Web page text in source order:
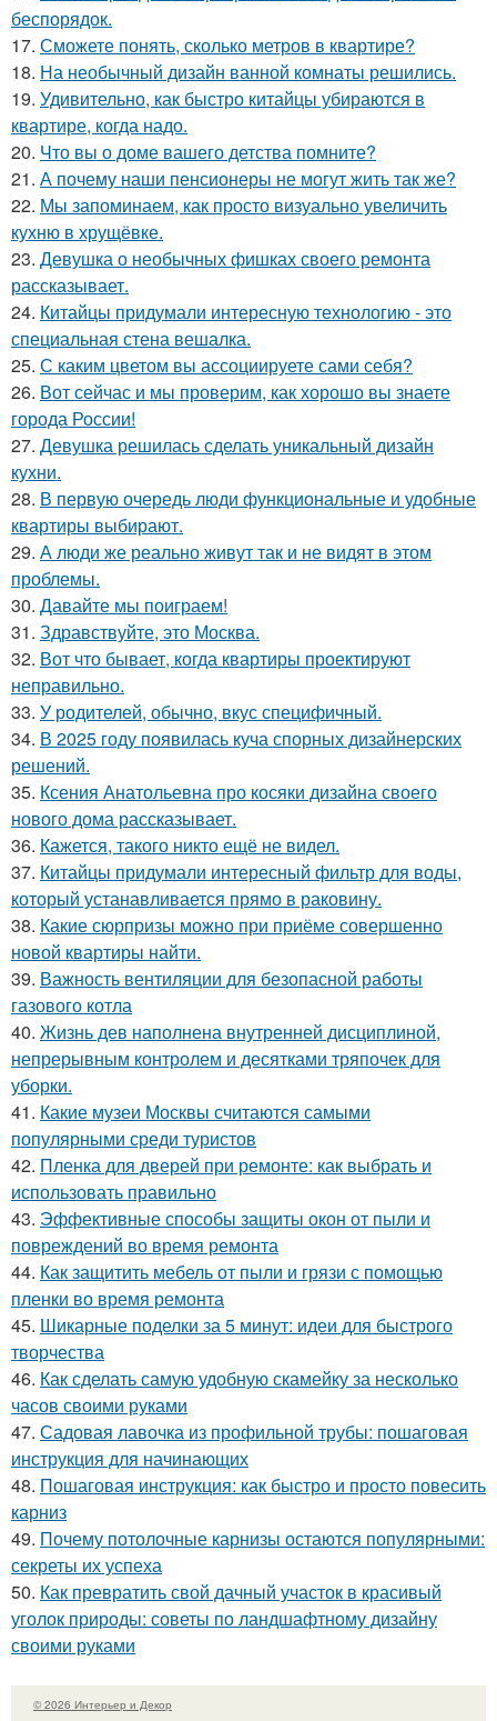
беспорядок.
17. Сможете понять, сколько метров в квартире?
18. На необычный дизайн ванной комнаты решились.
19. Удивительно, как быстро китайцы убираются в
квартире, когда надо.
20. Что вы о доме вашего детства помните?
21. А почему наши пенсионеры не могут жить так же?
22. Мы запоминаем, как просто визуально увеличить
кухню в хрущёвке.
23. Девушка о необычных фишках своего ремонта
рассказывает.
24. Китайцы придумали интересную технологию - это
специальная стена вешалка.
25. С каким цветом вы ассоциируете сами себя?
26. Вот сейчас и мы проверим, как хорошо вы знаете
города России!
27. Девушка решилась сделать уникальный дизайн
кухни.
28. В первую очередь люди функциональные и удобные
квартиры выбирают.
29. А люди же реально живут так и не видят в этом
проблемы.
30. Давайте мы поиграем!
31. Здравствуйте, это Москва.
32. Вот что бывает, когда квартиры проектируют
неправильно.
33. У родителей, обычно, вкус специфичный.
34. В 2025 году появилась куча спорных дизайнерских
решений.
35. Ксения Анатольевна про косяки дизайна своего
нового дома рассказывает.
36. Кажется, такого никто ещё не видел.
37. Китайцы придумали интересный фильтр для воды,
который устанавливается прямо в раковину.
38. Какие сюрпризы можно при приёме совершенно
новой квартиры найти.
39. Важность вентиляции для безопасной работы
газового котла
40. Жизнь дев наполнена внутренней дисциплиной,
непрерывным контролем и десятками тряпочек для
уборки.
41. Какие музеи Москвы считаются самыми
популярными среди туристов
42. Пленка для дверей при ремонте: как выбрать и
использовать правильно
43. Эффективные способы защиты окон от пыли и
повреждений во время ремонта
44. Как защитить мебель от пыли и грязи с помощью
пленки во время ремонта
45. Шикарные поделки за 5 минут: идеи для быстрого
творчества
46. Как сделать самую удобную скамейку за несколько
часов своими руками
47. Садовая лавочка из профильной трубы: пошаговая
инструкция для начинающих
48. Пошаговая инструкция: как быстро и просто повесить
карниз
49. Почему потолочные карнизы остаются популярными:
секреты их успеха
50. Как превратить свой дачный участок в красивый
уголок природы: советы по ландшафтному дизайну
своими руками
© 2026 Интерьер и Декор